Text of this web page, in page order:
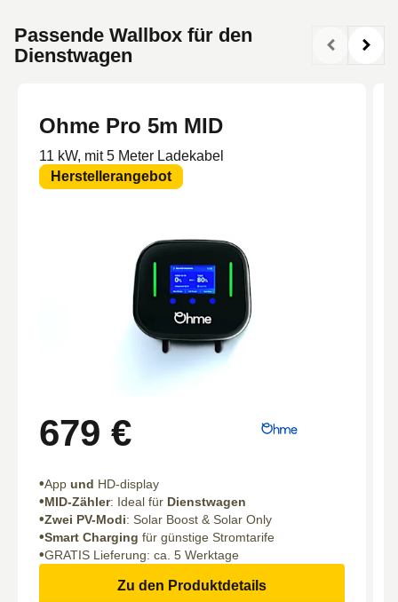
Passende Wallbox für den
Dienstwagen
Ohme Pro 5m MID
11 kW, mit 5 Meter Ladekabel
Herstellerangebot
679 €
App und HD-display
MID-Zähler: Ideal für Dienstwagen
Zwei PV-Modi: Solar Boost & Solar Only
Smart Charging für günstige Stromtarife
GRATIS Lieferung: ca. 5 Werktage
Zu den Produktdetails